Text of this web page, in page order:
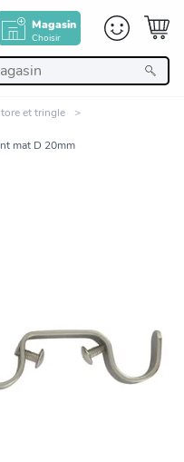
Magasin
Choisir
et tringle
mat D 20mm